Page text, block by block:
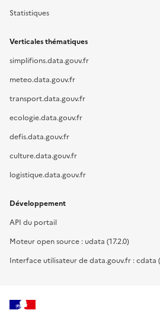
Statistiques
Verticales thématiques
simplifions.data.gouv.fr
meteo.data.gouv.fr
transport.data.gouv.fr
ecologie.data.gouv.fr
defis.data.gouv.fr
culture.data.gouv.fr
logistique.data.gouv.fr
Développement
API du portail
Moteur open source : udata (17.2.0)
Interface utilisateur de data.gouv.fr : cdata